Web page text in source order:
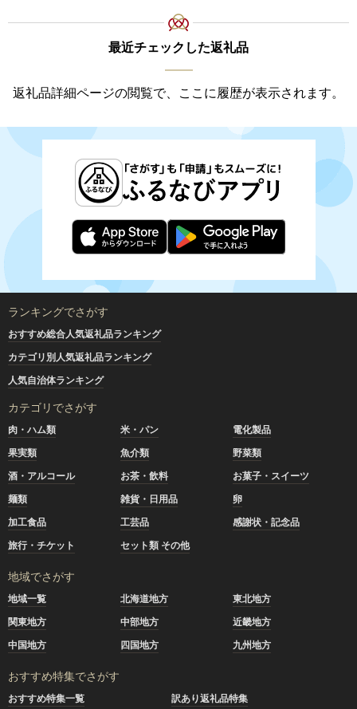
最近チェックした返礼品
返礼品詳細ページの閲覧で、ここに履歴が表示されます。
ランキングでさがす
おすすめ総合人気返礼品ランキング
カテゴリ別人気返礼品ランキング
人気自治体ランキング
カテゴリでさがす
肉・ハム類 米・パン
電化製品
果実類
魚介類
野菜類
酒・アルコール
お茶・飲料
お菓子・スイーツ
麺類
雑貨・日用品
卵
加工食品
工芸品
感謝状・記念品
旅行・チケット
セット類 その他
地域でさがす
地域一覧 北海道地方
東北地方
関東地方
中部地方
近畿地方
中国地方
四国地方 九州地方
おすすめ特集でさがす
おすすめ特集一覧
訳あり返礼品特集